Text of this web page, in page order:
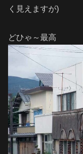
く見えますが)
どひゃ～最高